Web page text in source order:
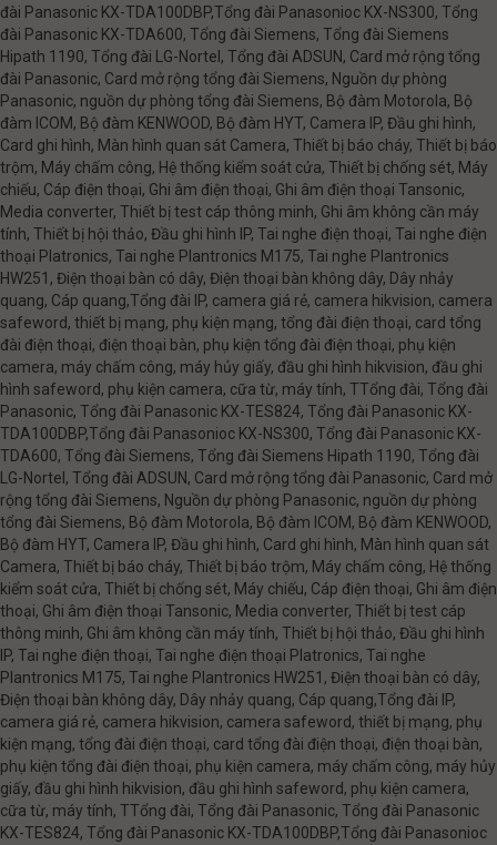
đài Panasonic KX-TDA100DBP,Tổng đài Panasonioc KX-NS300, Tổng
đài Panasonic KX-TDA600, Tổng đài Siemens, Tổng đài Siemens
Hipath 1190, Tổng đài LG-Nortel, Tổng đài ADSUN, Card mở rộng tổng
đài Panasonic, Card mở rộng tổng đài Siemens, Nguồn dự phòng
Panasonic, nguồn dự phòng tổng đài Siemens, Bộ đàm Motorola, Bộ
đàm ICOM, Bộ đàm KENWOOD, Bộ đàm HYT, Camera IP, Đầu ghi hình,
Card ghi hình, Màn hình quan sát Camera, Thiết bị báo cháy, Thiết bị báo
trộm, Máy chấm công, Hệ thống kiểm soát cửa, Thiết bị chống sét, Máy
chiếu, Cáp điện thoại, Ghi âm điện thoại, Ghi âm điện thoại Tansonic,
Media converter, Thiết bị test cáp thông minh, Ghi âm không cần máy
tính, Thiết bị hội thảo, Đầu ghi hình IP, Tai nghe điện thoại, Tai nghe điện
thoại Platronics, Tai nghe Plantronics M175, Tai nghe Plantronics
HW251, Điện thoại bàn có dây, Điện thoại bàn không dây, Dây nhảy
quang, Cáp quang,Tổng đài IP, camera giá rẻ, camera hikvision, camera
safeword, thiết bị mạng, phụ kiện mạng, tổng đài điện thoại, card tổng
đài điện thoại, điện thoại bàn, phụ kiện tổng đài điện thoại, phụ kiện
camera, máy chấm công, máy hủy giấy, đầu ghi hình hikvision, đầu ghi
hình safeword, phụ kiện camera, cữa từ, máy tính, TTổng đài, Tổng đài
Panasonic, Tổng đài Panasonic KX-TES824, Tổng đài Panasonic KX-
TDA100DBP,Tổng đài Panasonioc KX-NS300, Tổng đài Panasonic KX-
TDA600, Tổng đài Siemens, Tổng đài Siemens Hipath 1190, Tổng đài
LG-Nortel, Tổng đài ADSUN, Card mở rộng tổng đài Panasonic, Card mở
rộng tổng đài Siemens, Nguồn dự phòng Panasonic, nguồn dự phòng
tổng đài Siemens, Bộ đàm Motorola, Bộ đàm ICOM, Bộ đàm KENWOOD,
Bộ đàm HYT, Camera IP, Đầu ghi hình, Card ghi hình, Màn hình quan sát
Camera, Thiết bị báo cháy, Thiết bị báo trộm, Máy chấm công, Hệ thống
kiểm soát cửa, Thiết bị chống sét, Máy chiếu, Cáp điện thoại, Ghi âm điện
thoại, Ghi âm điện thoại Tansonic, Media converter, Thiết bị test cáp
thông minh, Ghi âm không cần máy tính, Thiết bị hội thảo, Đầu ghi hình
IP, Tai nghe điện thoại, Tai nghe điện thoại Platronics, Tai nghe
Plantronics M175, Tai nghe Plantronics HW251, Điện thoại bàn có dây,
Điện thoại bàn không dây, Dây nhảy quang, Cáp quang,Tổng đài IP,
camera giá rẻ, camera hikvision, camera safeword, thiết bị mạng, phụ
kiện mạng, tổng đài điện thoại, card tổng đài điện thoại, điện thoại bàn,
phụ kiện tổng đài điện thoại, phụ kiện camera, máy chấm công, máy hủy
giấy, đầu ghi hình hikvision, đầu ghi hình safeword, phụ kiện camera,
cữa từ, máy tính, TTổng đài, Tổng đài Panasonic, Tổng đài Panasonic
KX-TES824, Tổng đài Panasonic KX-TDA100DBP,Tổng đài Panasonioc